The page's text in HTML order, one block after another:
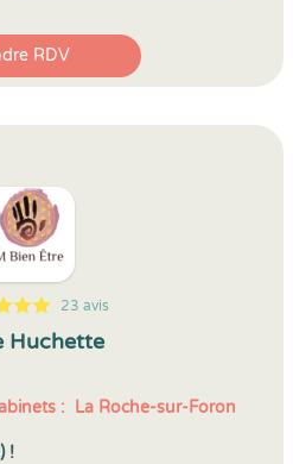
RDV
23 avis
Huchette
: La Roche-sur-Foron
!